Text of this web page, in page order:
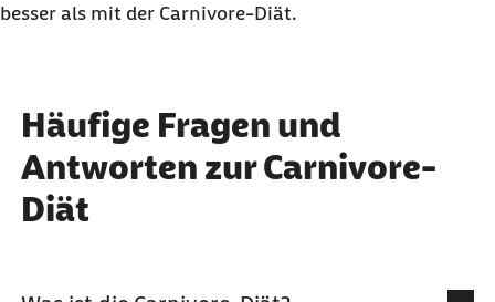
besser als mit der Carnivore-Diät.
Häufige Fragen und
Antworten zur Carnivore-
Diät